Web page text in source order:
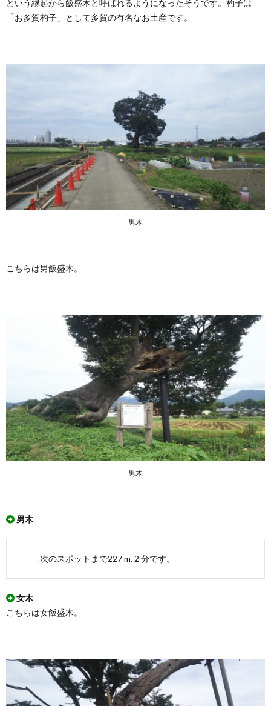
という縁起から飯盛木と呼ばれるようになったそうです。杓子は
「お多賀杓子」として多賀の有名なお土産です。
男木
こちらは男飯盛木。
男木
男木
↓次のスポットまで227 m, 2 分です。
女木
こちらは女飯盛木。